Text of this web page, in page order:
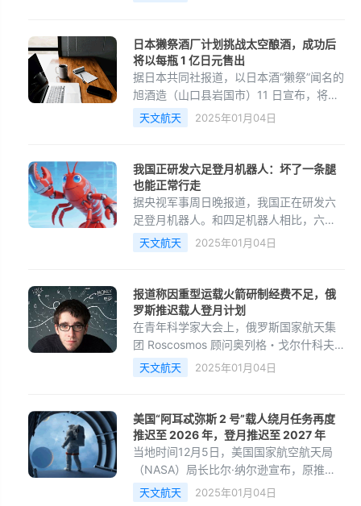
日本獭祭酒厂计划挑战太空酿酒，成功后
将以每瓶 1 亿日元售出
据日本共同社报道，以日本酒“獭祭”闻名的
旭酒造（山口县岩国市）11 日宣布，将挑
战在太空酿酒。。如果成功，则将以 1 亿
日元（靠谱客备注：当前约 474.1 万元人
赠给日本国内的太空开发业务。
天文航天 2025年01月04日
我国正研发六足登月机器人：坏了一条腿
也能正常行走
据央视军事周日晚报道，我国正在研发六
足登月机器人。和四足机器人相比，六足
机器人的稳定性更强，即使偶尔坏了一条
腿也可以继续行走。
天文航天 2025年01月04日
报道称因重型运载火箭研制经费不足，俄
罗斯推迟载人登月计划
在青年科学家大会上，俄罗斯国家航天集
团 Roscosmos 顾问奥列格・戈尔什科夫
宣布，由于研发俄罗斯超重型火箭的资金
有限，将推迟载人登月计划。
天文航天 2025年01月04日
美国“阿耳忒弥斯 2 号”载人绕月任务再度
推迟至 2026 年，登月推迟至 2027 年
当地时间12月5日，美国国家航空航天局
（NASA）局长比尔·纳尔逊宣布，原推迟
至2025年进行的“阿耳忒弥斯2号”载人绕月
天文航天 2025年01月04日